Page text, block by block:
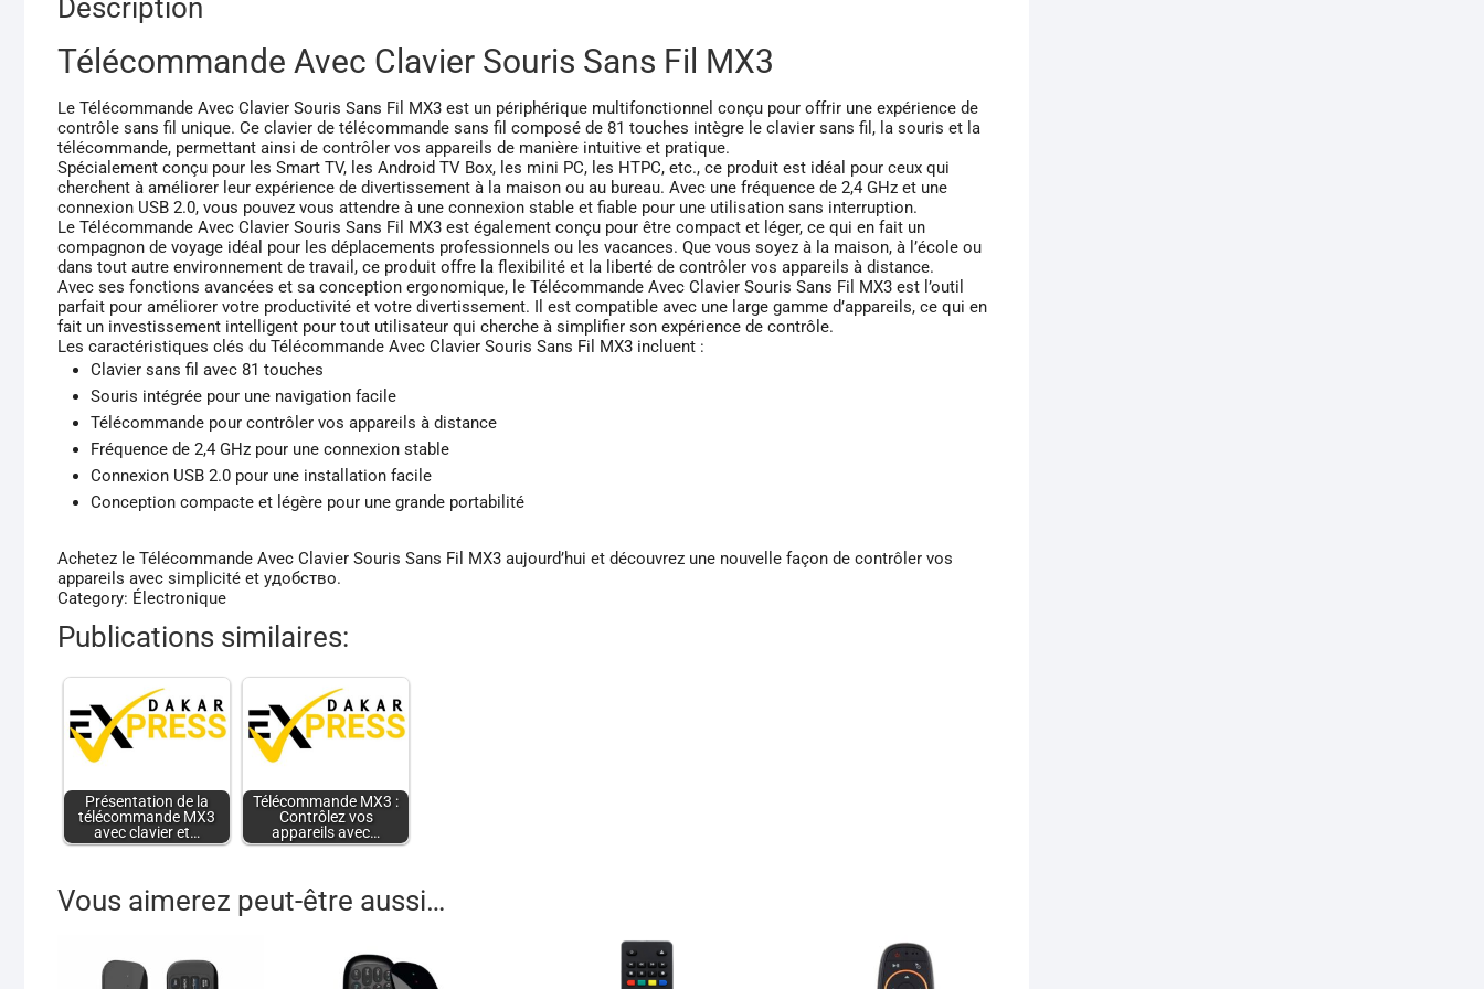
Description
Télécommande Avec Clavier Souris Sans Fil MX3
Le Télécommande Avec Clavier Souris Sans Fil MX3 est un périphérique multifonctionnel conçu pour offrir une expérience de
contrôle sans fil unique. Ce clavier de télécommande sans fil composé de 81 touches intègre le clavier sans fil, la souris et la
télécommande, permettant ainsi de contrôler vos appareils de manière intuitive et pratique.
Spécialement conçu pour les Smart TV, les Android TV Box, les mini PC, les HTPC, etc., ce produit est idéal pour ceux qui
cherchent à améliorer leur expérience de divertissement à la maison ou au bureau. Avec une fréquence de 2,4 GHz et une
connexion USB 2.0, vous pouvez vous attendre à une connexion stable et fiable pour une utilisation sans interruption.
Le Télécommande Avec Clavier Souris Sans Fil MX3 est également conçu pour être compact et léger, ce qui en fait un
compagnon de voyage idéal pour les déplacements professionnels ou les vacances. Que vous soyez à la maison, à l’école ou
dans tout autre environnement de travail, ce produit offre la flexibilité et la liberté de contrôler vos appareils à distance.
Avec ses fonctions avancées et sa conception ergonomique, le Télécommande Avec Clavier Souris Sans Fil MX3 est l’outil
parfait pour améliorer votre productivité et votre divertissement. Il est compatible avec une large gamme d’appareils, ce qui en
fait un investissement intelligent pour tout utilisateur qui cherche à simplifier son expérience de contrôle.
Les caractéristiques clés du Télécommande Avec Clavier Souris Sans Fil MX3 incluent :
Clavier sans fil avec 81 touches
Souris intégrée pour une navigation facile
Télécommande pour contrôler vos appareils à distance
Fréquence de 2,4 GHz pour une connexion stable
Connexion USB 2.0 pour une installation facile
Conception compacte et légère pour une grande portabilité
Achetez le Télécommande Avec Clavier Souris Sans Fil MX3 aujourd’hui et découvrez une nouvelle façon de contrôler vos
appareils avec simplicité et удобство.
Category: Électronique
Publications similaires:
Présentation de la
télécommande MX3
avec clavier et…
Télécommande MX3 :
Contrôlez vos
appareils avec…
Vous aimerez peut-être aussi…